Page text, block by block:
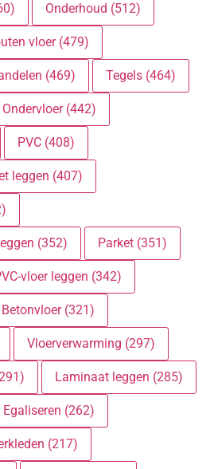
Onderhoud (512)
vloer (479)
(469) Tegels (464)
Ondervloer (442)
PVC (408)
leggen (407)
(352) Parket (351)
vloer leggen (342)
Betonvloer (321)
Vloerverwarming (297)
Laminaat leggen (285)
Egaliseren (262)
(217)